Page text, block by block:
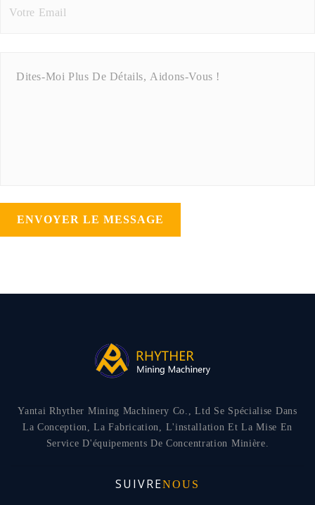
ENVOYER LE MESSAGE
Yantai Rhyther Mining Machinery Co., Ltd Se Spécialise Dans
La Conception, La Fabrication, L'installation Et La Mise En
Service D'équipements De Concentration Minière.
SUIVRENOUS